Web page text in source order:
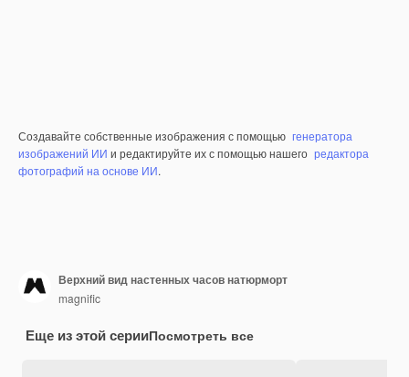
Создавайте собственные изображения с помощью генератора
изображений ИИ и редактируйте их с помощью нашего редактора
фотографий на основе ИИ.
Верхний вид настенных часов натюрморт
magnific
Еще из этой серииПосмотреть все